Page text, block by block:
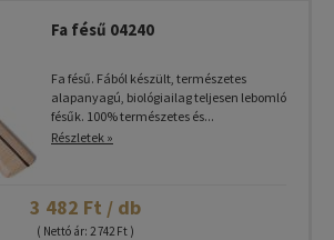
Fa fésű 04240
Fa fésű. Fából készült, természetes
alapanyagú, biológiailag teljesen lebomló
fésűk. 100% természetes és...
Részletek »
3 482 Ft / db
( Nettó ár: 2 742 Ft )